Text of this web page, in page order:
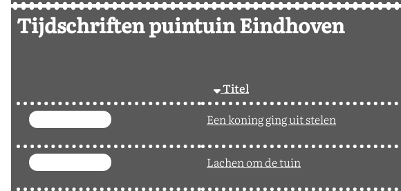
Tijdschriften puintuin Eindhoven
Titel
Een koning ging uit stelen
Lachen om de tuin